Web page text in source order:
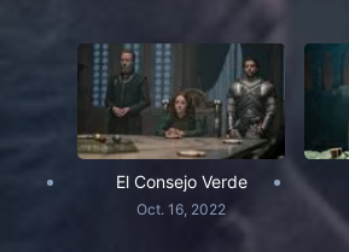
El Consejo Verde
Oct. 16, 2022